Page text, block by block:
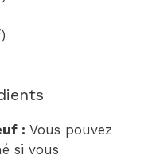
: Vous pouvez
si vous